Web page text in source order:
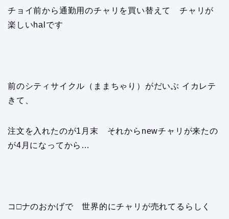
チョイ前から通勤用のチャリを買い替えて チャリが
楽しいhalです
前のシティサイクル（ままちゃり）がだいぶ イカレテ
きて、
注文を入れたのが1月末 それからnewチャリが来たの
が4月になってから…
コ□ナのおかげで 世界的にチャリが売れてるらしく